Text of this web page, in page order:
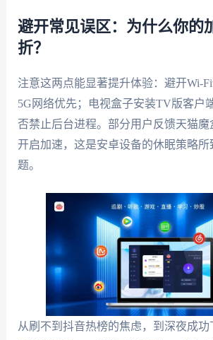
避开常见误区：为什么你的
折？
注意这两点能显著提升体验：避开Wi-Fi
5G网络优先；电视盒子安装TV版客户
否禁止后台进程。部分用户反馈天猫
开启加速，这是安卓设备的休眠策略所
题。
从刷不到抖音热榜的焦虑，到深夜成